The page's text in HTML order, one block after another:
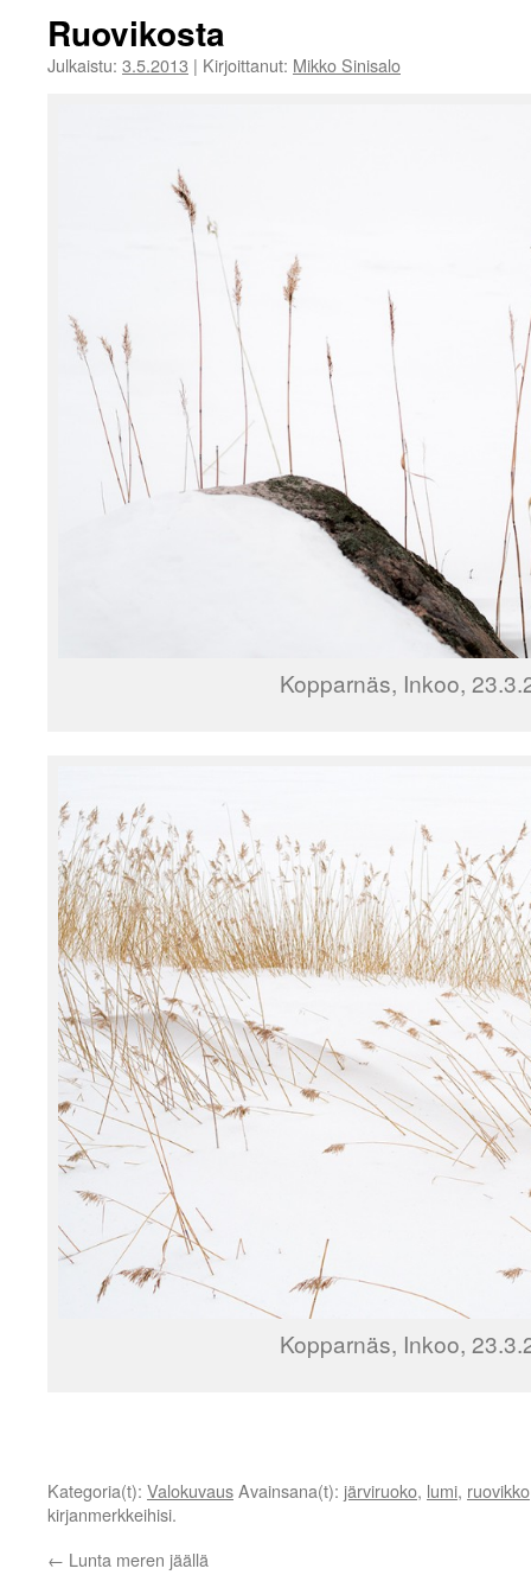
Ruovikosta
Julkaistu: 3.5.2013 | Kirjoittanut: Mikko Sinisalo
Kopparnäs, Inkoo,
Kopparnäs, Inkoo,
Kategoria(t): ValokuvausAvainsana(t): järviruoko, lumi, ruovikko
kirjanmerkkeihisi.
← Lunta meren jäällä